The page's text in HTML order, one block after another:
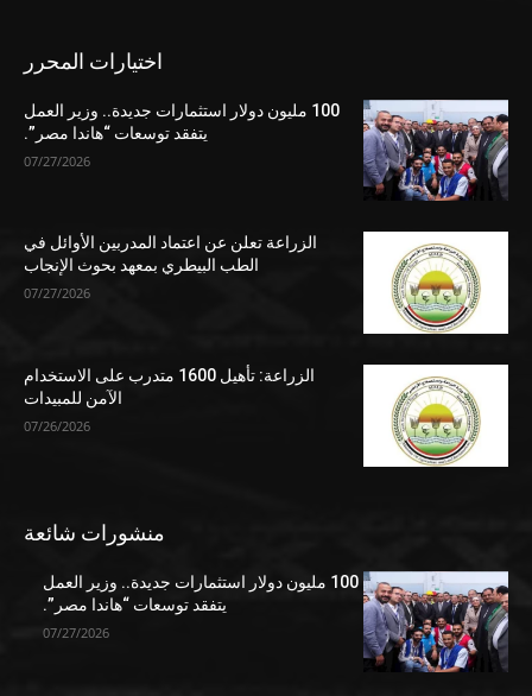
اختيارات المحرر
100 مليون دولار استثمارات جديدة.. وزير العمل
يتفقد توسعات “هاندا مصر”.
07/27/2026
الزراعة تعلن عن اعتماد المدربين الأوائل في
الطب البيطري بمعهد بحوث الإنجاب
07/27/2026
الزراعة: تأهيل 1600 متدرب على الاستخدام
الآمن للمبيدات
07/26/2026
منشورات شائعة
100 مليون دولار استثمارات جديدة.. وزير العمل
يتفقد توسعات “هاندا مصر”.
07/27/2026